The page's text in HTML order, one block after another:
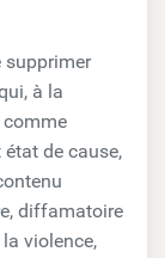
supprimer
à la
comme
de cause,
diffamatoire
violence,